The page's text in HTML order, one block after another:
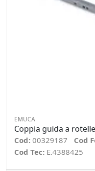
EMUCA
Coppia guida a
Cod: 00329187 Cod
Cod Tec: E.4388425